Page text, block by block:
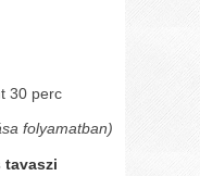
30 perc
folyamatban)
tavaszi